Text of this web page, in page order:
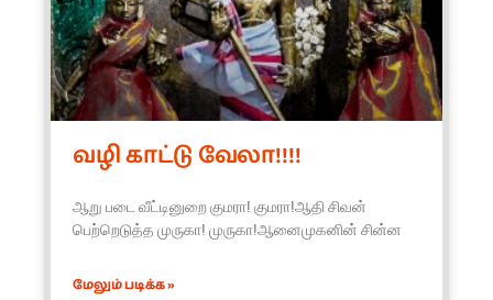
வழி காட்டு வேலா!!!!
ஆறு படை வீட்டினுறை குமரா! குமரா!ஆதி சிவன்
பெற்றெடுத்த முருகா! முருகா!ஆனைமுகனின் சின்ன
மேலும் படிக்க »